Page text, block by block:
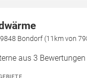
Bondorf (11km von
aus 3 Bewertungen